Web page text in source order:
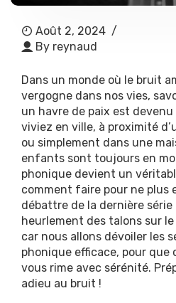
Août 2, 2024 /
By reynaud
Dans un monde où le bruit
vergogne dans nos vies,
un havre de paix est
viviez en ville, à proximité
ou simplement dans une
enfants sont toujours en
phonique devient un
comment faire pour ne plus
débattre de la dernière série
heurlement des talons sur
car nous allons dévoiler les
phonique efficace, pour
vous rime avec sérénité.
adieu au bruit !